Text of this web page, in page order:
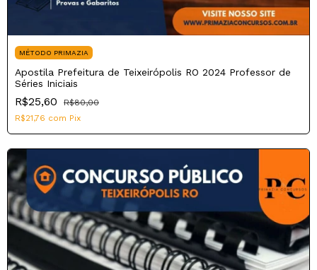
MÉTODO PRIMAZIA
Apostila Prefeitura de Teixeirópolis RO 2024 Professor de
Séries Iniciais
R$25,60
R$80,00
R$21,76 com Pix